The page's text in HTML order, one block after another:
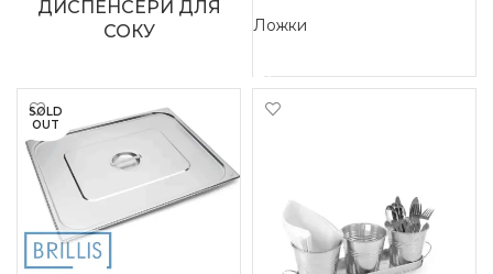
ДИСПЕНСЕРИ ДЛЯ
СОКУ
Ложки
SOLD
OUT